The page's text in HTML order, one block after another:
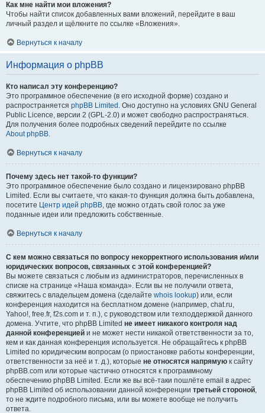
Как мне найти мои вложения?
Чтобы найти список добавленных вами вложений, перейдите в ваш
личный раздел и щёлкните по ссылке «Вложения».
Вернуться к началу
Информация о phpBB
Кто написал эту конференцию?
Это программное обеспечение (в его исходной форме) создано и
распространяется phpBB Limited . Оно доступно на условиях GNU General
Public Licence, версии 2 (GPL-2.0) и может свободно распространяться.
Для получения более подробных сведений перейдите по ссылке
About phpBB.
Вернуться к началу
Почему здесь нет такой-то функции?
Это программное обеспечение было создано и лицензировано phpBB
Limited. Если вы считаете, что какая-то функция должна быть добавлена,
посетите Центр идей phpBB, где можно отдать свой голос за уже
поданные идеи или предложить собственные.
Вернуться к началу
С кем можно связаться по вопросу некорректного использования и/или
юридических вопросов, связанных с этой конференцией?
Вы можете связаться с любым из администраторов, перечисленных в
списке на странице «Наша команда». Если вы не получили ответа,
свяжитесь с владельцем домена (сделайте whois lookup) или, если
конференция находится на бесплатном домене (например, chat.ru,
Yahoo!, free.fr, f2s.com и т. п.), с руководством или техподдержкой данного
домена. Учтите, что phpBB Limited не имеет никакого контроля над
данной конференцией и не может нести никакой ответственности за то,
кем и как данная конференция используется. Не обращайтесь к phpBB
Limited по юридическим вопросам (о приостановке работы конференции,
ответственности за неё и т. д.), которые не относятся напрямую к сайту
phpBB.com или которые частично относятся к программному
обеспечению phpBB Limited. Если же вы всё-таки пошлёте email в адрес
phpBB Limited об использовании данной конференции третьей стороной,
то не ждите подробного письма, или вы можете вообще не получить
ответа.